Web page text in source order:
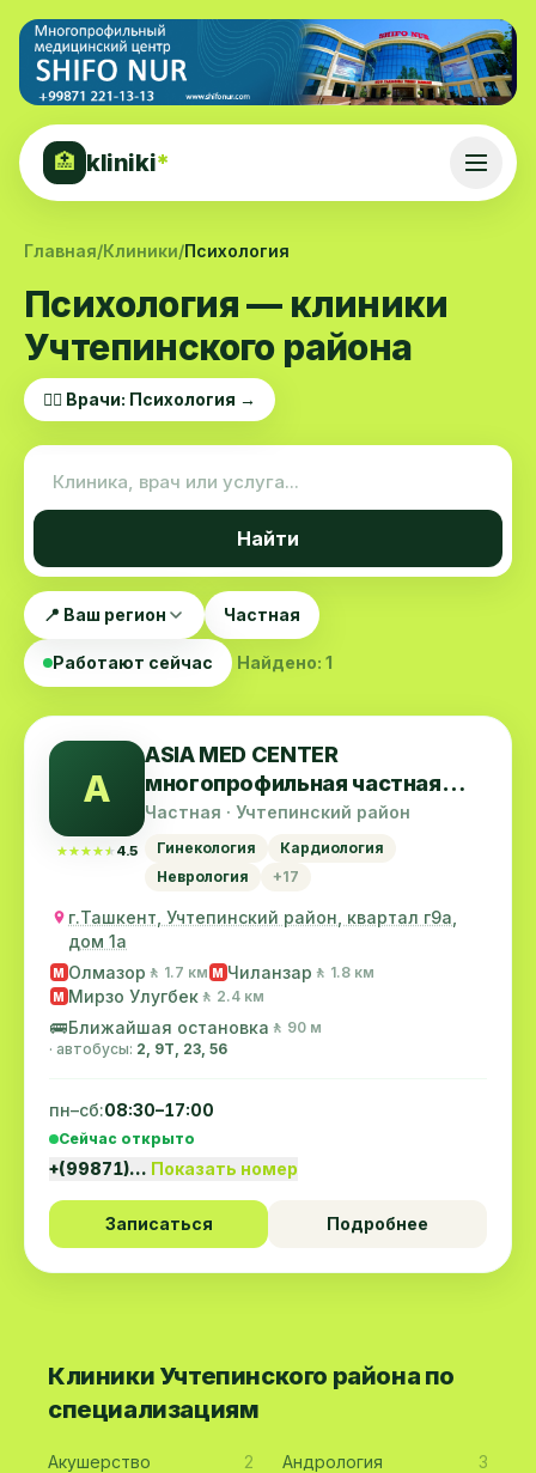
🏥 kliniki*
Главная/Клиники/Психология
Психология — клиники
Учтепинского района
👨‍⚕️ Врачи: Психология →
Найти
📍 Ваш регион Частная
Работают сейчас Найдено: 1
A
★★★★★
★★★★★ 4.5
ASIA MED CENTER
многопрофильная частная
клиника
Частная · Учтепинский район
Гинекология
Кардиология
Неврология
+17
г.Ташкент, Учтепинский район, квартал г9а,
дом 1а
M Олмазор 🚶 1.7 км M Чиланзар 🚶 1.8 км
M Мирзо Улугбек 🚶 2.4 км
🚌Ближайшая остановка 🚶 90 м
· автобусы: 2, 9Т, 23, 56
пн–сб:08:30–17:00
Сейчас открыто
+(99871)… Показать номер
Записаться Подробнее
Клиники Учтепинского района по
специализациям
Акушерство 2 Андрология 3